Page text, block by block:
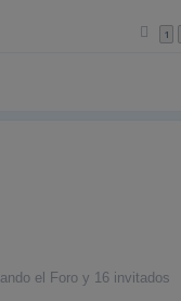
1
el Foro y 16 invitados